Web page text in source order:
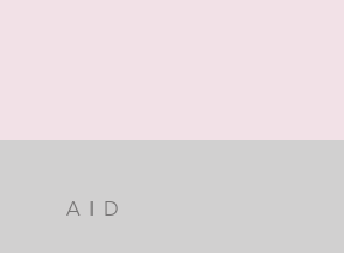
AID